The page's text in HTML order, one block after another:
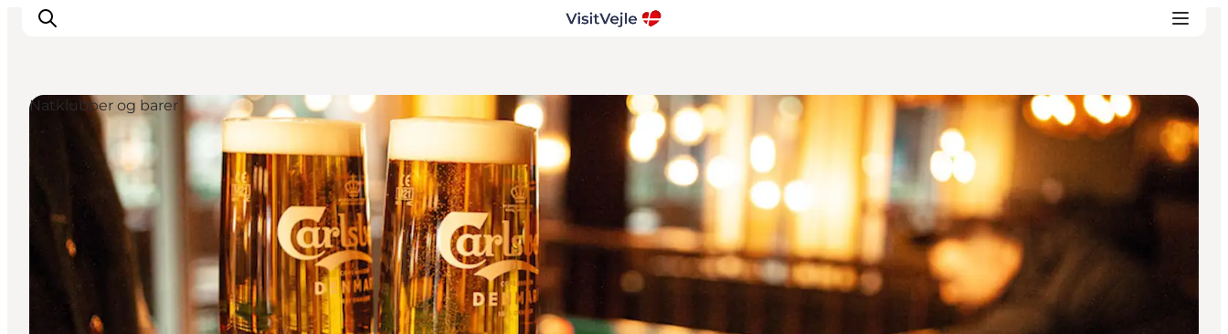
Oplevelser
Det sker
Planlæg dit besøg
Inspiration
Natklubber og barer